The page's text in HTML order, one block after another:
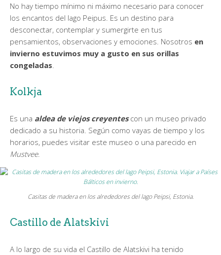
No hay tiempo mínimo ni máximo necesario para conocer
los encantos del lago Peipus. Es un destino para
desconectar, contemplar y sumergirte en tus
pensamientos, observaciones y emociones. Nosotros en
invierno estuvimos muy a gusto en sus orillas
congeladas
Kolkja
Es una aldea de viejos creyentes con un museo privado
dedicado a su historia. Según como vayas de tiempo y los
horarios, puedes visitar este museo o una parecido en
Mustvee.
Casitas de madera en los alrededores del lago Peipsi, Estonia.
Castillo de Alatskivi
A lo largo de su vida el Castillo de Alatskivi ha tenido